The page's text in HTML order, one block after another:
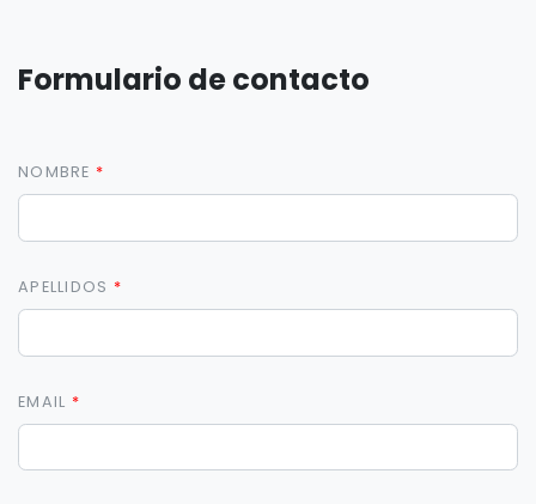
Formulario de contacto
NOMBRE
APELLIDOS
EMAIL